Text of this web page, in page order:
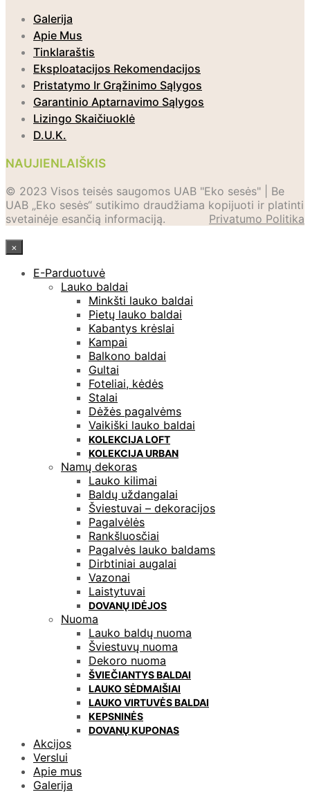
Galerija
Apie Mus
Tinklaraštis
Eksploatacijos Rekomendacijos
Pristatymo Ir Grąžinimo Sąlygos
Garantinio Aptarnavimo Sąlygos
Lizingo Skaičiuoklė
D.U.K.
NAUJIENLAIŠKIS
© 2023 Visos teisės saugomos UAB "Eko sesės" | Be
UAB „Eko sesės“ sutikimo draudžiama kopijuoti ir platinti
svetainėje esančią informaciją.
Privatumo Politika
×
E-Parduotuvė
Lauko baldai
Minkšti lauko baldai
Pietų lauko baldai
Kabantys krėslai
Kampai
Balkono baldai
Gultai
Foteliai, kėdės
Stalai
Dėžės pagalvėms
Vaikiški lauko baldai
KOLEKCIJA LOFT
KOLEKCIJA URBAN
Namų dekoras
Lauko kilimai
Baldų uždangalai
Šviestuvai – dekoracijos
Pagalvėlės
Rankšluosčiai
Pagalvės lauko baldams
Dirbtiniai augalai
Vazonai
Laistytuvai
DOVANŲ IDĖJOS
Nuoma
Lauko baldų nuoma
Šviestuvų nuoma
Dekoro nuoma
ŠVIEČIANTYS BALDAI
LAUKO SĖDMAIŠIAI
LAUKO VIRTUVĖS BALDAI
KEPSNINĖS
DOVANŲ KUPONAS
Akcijos
Verslui
Apie mus
Galerija